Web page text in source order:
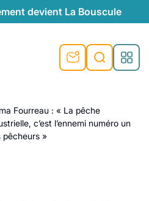
devient La Bouscule
Fourreau : « La pêche
c’est l’ennemi numéro un
pêcheurs »